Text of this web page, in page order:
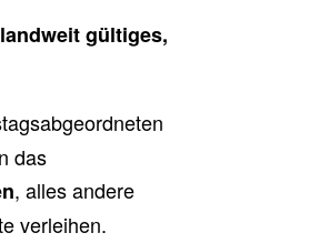
gültiges,
das
, alles andere
verleihen.